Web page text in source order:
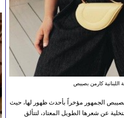
اللبنانية كارمن بصيبص
بصيبص الجمهور مؤخراً بأحدث ظهور لها، حيث
عن شعرها الطويل المعتاد، لتتألق